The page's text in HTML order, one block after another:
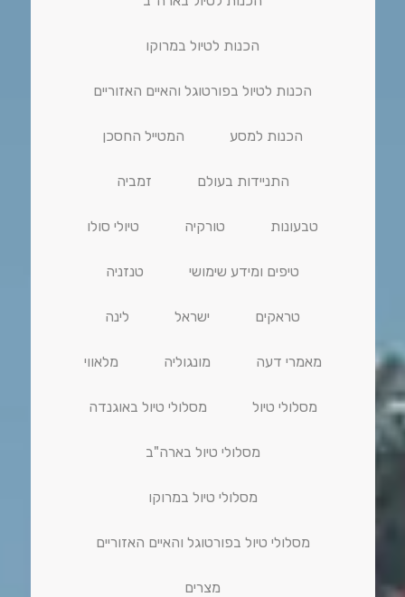
הכנות לטיול במרוקו
הכנות לטיול בפורטוגל והאיים האזוריים
הכנות למסע המטייל החסכן
התניידות בעולם זמביה
טבעונות טורקיה טיולי סולו
טיפים ומידע שימושי טנזניה
טראקים ישראל לינה
מאמרי דעה מונגוליה מלאווי
מסלולי טיול מסלולי טיול באוגנדה
מסלולי טיול בארה"ב
מסלולי טיול במרוקו
מסלולי טיול בפורטוגל והאיים האזוריים
מצרים